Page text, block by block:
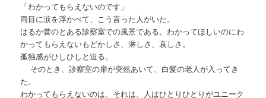
テ
ン
ツ
へ
ン
ツ
へ
移
「わかってもらえないのです」
両目に涙を浮かべて、こう言った人がいた。
はるか昔のとある診察室での風景である。わかってほしいのにわ
かってもらえないもどかしさ、淋しさ、哀しさ。
孤独感がひしひしと迫る。
そのとき、診察室の扉が突然あいて、白髪の老人が入ってき
た。
わかってもらえないのは、それは、人はひとりひとりがユニーク